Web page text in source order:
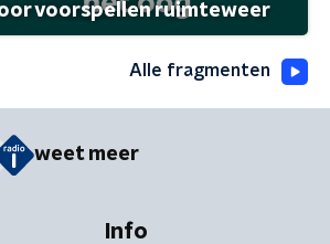
voorspellen ruimteweer
Alle fragmenten
weet meer
Info